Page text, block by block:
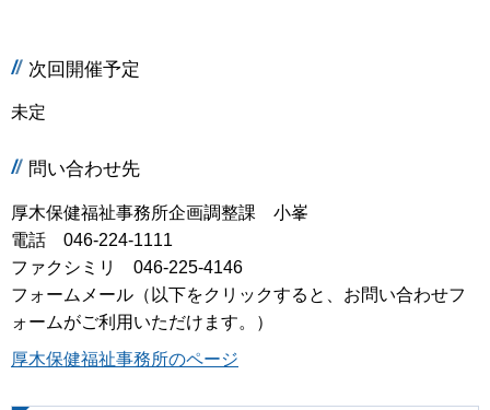
次回開催予定
未定
問い合わせ先
厚木保健福祉事務所企画調整課 小峯
電話 046-224-1111
ファクシミリ 046-225-4146
フォームメール（以下をクリックすると、お問い合わせフ
ォームがご利用いただけます。）
厚木保健福祉事務所のページ